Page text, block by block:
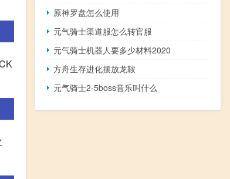
原神罗盘怎么使用
元气骑士渠道服怎么转官服
元气骑士机器人要多少材料2020
方舟生存进化摆放龙鞍
元气骑士2-5boss音乐叫什么